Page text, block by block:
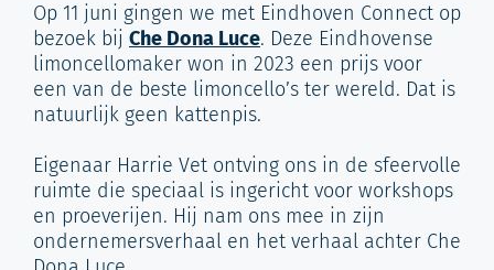
Op 11 juni gingen we met Eindhoven Connect op
bezoek bij Che Dona Luce. Deze Eindhovense
limoncellomaker won in 2023 een prijs voor
een van de beste limoncello’s ter wereld. Dat is
natuurlijk geen kattenpis.
Eigenaar Harrie Vet ontving ons in de sfeervolle
ruimte die speciaal is ingericht voor workshops
en proeverijen. Hij nam ons mee in zijn
ondernemersverhaal en het verhaal achter Che